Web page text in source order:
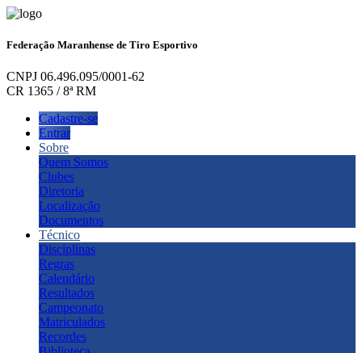
Federação Maranhense de Tiro Esportivo
CNPJ 06.496.095/0001-62
CR 1365 / 8ª RM
Cadastre-se
Entrar
Sobre
Quem Somos
Clubes
Diretoria
Localização
Documentos
Técnico
Disciplinas
Regras
Calendário
Resultados
Campeonato
Matriculados
Recordes